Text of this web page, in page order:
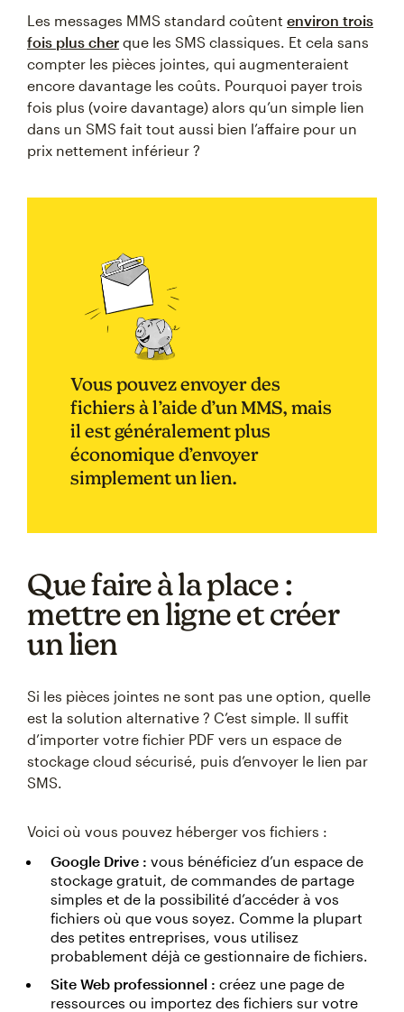
Les messages MMS standard coûtent environ trois
fois plus cher que les SMS classiques. Et cela sans
compter les pièces jointes, qui augmenteraient
encore davantage les coûts. Pourquoi payer trois
fois plus (voire davantage) alors qu’un simple lien
dans un SMS fait tout aussi bien l’affaire pour un
prix nettement inférieur ?
Vous pouvez envoyer des
fichiers à l’aide d’un MMS, mais
il est généralement plus
économique d’envoyer
simplement un lien.
Que faire à la place :
mettre en ligne et créer
un lien
Si les pièces jointes ne sont pas une option, quelle
est la solution alternative ? C’est simple. Il suffit
d’importer votre fichier PDF vers un espace de
stockage cloud sécurisé, puis d’envoyer le lien par
SMS.
Voici où vous pouvez héberger vos fichiers :
Google Drive : vous bénéficiez d’un espace de
stockage gratuit, de commandes de partage
simples et de la possibilité d’accéder à vos
fichiers où que vous soyez. Comme la plupart
des petites entreprises, vous utilisez
probablement déjà ce gestionnaire de fichiers.
Site Web professionnel : créez une page de
ressources ou importez des fichiers sur votre